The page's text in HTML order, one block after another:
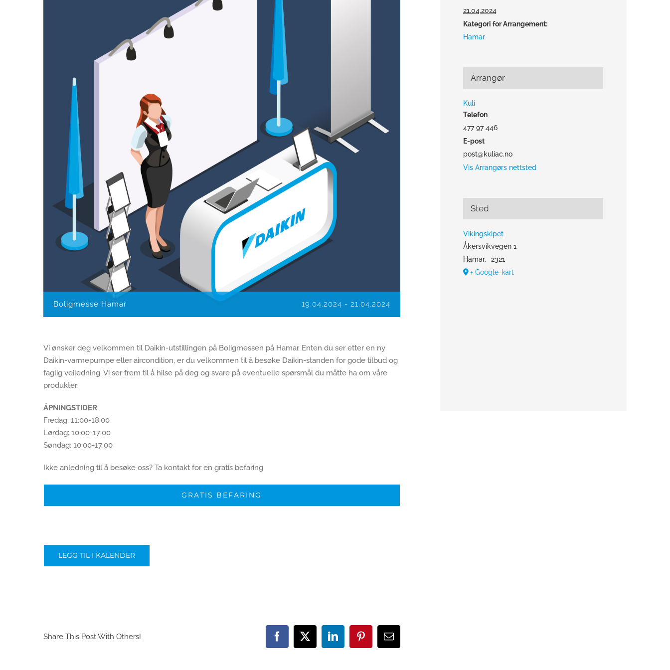
Boligmesse Hamar 19.04.2024 - 21.04.2024
Vi ønsker deg velkommen til Daikin-utstillingen på Boligmessen på Hamar. Enten du ser etter en ny
Daikin-varmepumpe eller aircondition, er du velkommen til å besøke Daikin-standen for gode tilbud og
faglig veiledning. Vi ser frem til å hilse på deg og svare på eventuelle spørsmål du måtte ha om våre
produkter.
ÅPNINGSTIDER
Fredag: 11:00-18:00
Lørdag: 10:00-17:00
Søndag: 10:00-17:00
Ikke anledning til å besøke oss? Ta kontakt for en gratis befaring
GRATIS BEFARING
LEGG TIL I KALENDER
Share This Post With Others! Facebook
X LinkedInPinterest
E-
post
21.04.2024
Kategori for Arrangement:
Hamar
Arrangør
Kuli
Telefon
477 97 446
E-post
post@kuliac.no
Vis Arrangørs nettsted
Sted
Vikingskipet
Åkersvikvegen 1
Hamar,
2321
+ Google-kart